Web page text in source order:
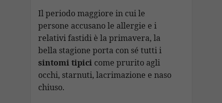
Il periodo maggiore in cui le
persone accusano le allergie e i
relativi fastidi è la primavera, la
bella stagione porta con sé tutti i
sintomi tipicicome prurito agli
occhi, starnuti, lacrimazione e naso
chiuso.